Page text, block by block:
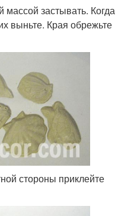
застывать. Когда
выньте. Края обрежьте
стороны приклейте